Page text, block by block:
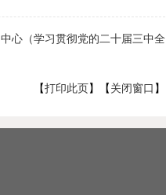
心（学习贯彻党的二十届三中全
进一步全面深化改革的重大原则）
【打印此页 】【 关闭窗口 】